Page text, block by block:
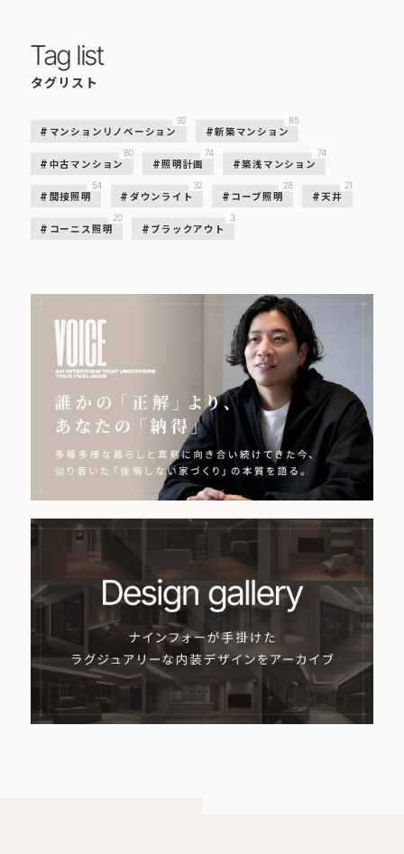
Tag list
タグリスト
マンションリノベーション
92
新築マンション
85
中古マンション
80
照明計画
74
築浅マンション
74
間接照明
54
ダウンライト
32
コーブ照明
28
天井
21
コーニス照明
20
ブラックアウト
3